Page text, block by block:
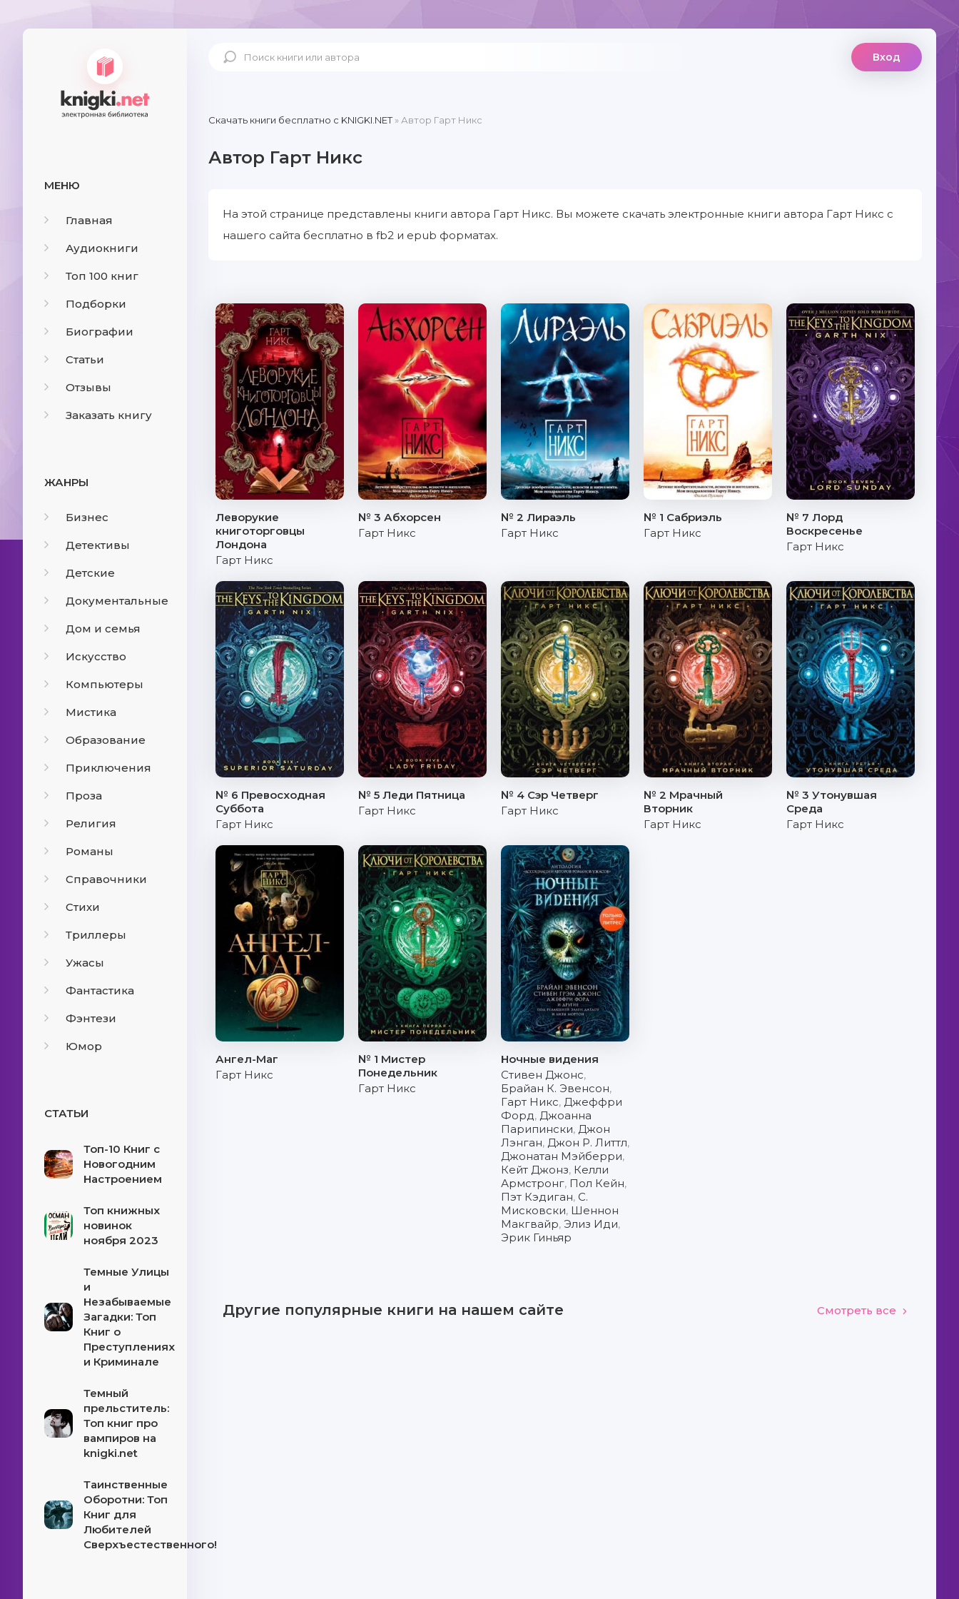
МЕНЮ
Главная
Аудиокниги
Топ 100 книг
Подборки
Биографии
Статьи
Отзывы
Заказать книгу
ЖАНРЫ
Бизнес
Детективы
Детские
Документальные
Дом и семья
Искусство
Компьютеры
Мистика
Образование
Приключения
Проза
Религия
Романы
Справочники
Стихи
Триллеры
Ужасы
Фантастика
Фэнтези
Юмор
СТАТЬИ
Топ-10 Книг с
Новогодним
Настроением
Топ книжных
новинок
ноября 2023
Темные Улицы
и
Незабываемые
Загадки: Топ
Книг о
Преступлениях
и Криминале
Темный
прельститель:
Топ книг про
вампиров на
knigki.net
Таинственные
Оборотни: Топ
Книг для
Любителей
Сверхъестественного!
Вход
Скачать книги бесплатно c KNIGKI.NET» Автор Гарт Никс
Автор Гарт Никс
На этой странице представлены книги автора Гарт Никс. Вы можете скачать электронные книги автора Гарт Никс с
нашего сайта бесплатно в fb2 и epub форматах.
Леворукие
книготорговцы
Лондона
Гарт Никс
№ 3 Абхорсен
Гарт Никс
№ 2 Лираэль
Гарт Никс
№ 1 Сабриэль
Гарт Никс
№ 7 Лорд
Воскресенье
Гарт Никс
№ 6 Превосходная
Суббота
Гарт Никс
№ 5 Леди Пятница
Гарт Никс
№ 4 Сэр Четверг
Гарт Никс
№ 2 Мрачный
Вторник
Гарт Никс
№ 3 Утонувшая
Среда
Гарт Никс
Ангел-Маг
Гарт Никс
№ 1 Мистер
Понедельник
Гарт Никс
Ночные видения
Стивен Джонс,
Брайан К. Эвенсон,
Гарт Никс, Джеффри
Форд, Джоанна
Парипински, Джон
Лэнган, Джон Р. Литтл,
Джонатан Мэйберри,
Кейт Джонз, Келли
Армстронг, Пол Кейн,
Пэт Кэдиган, С.
Мисковски, Шеннон
Макгвайр, Элиз Иди,
Эрик Гиньяр
Другие популярные книги на нашем сайте Смотреть все